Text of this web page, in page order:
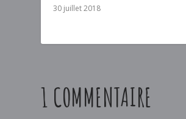
30 juillet 2018
1 COMMENTAIRE